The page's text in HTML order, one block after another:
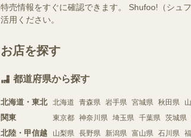
特売情報をすぐに確認できます。 Shufoo!（シュ
活用ください。
お店を探す
都道府県から探す
北海道・東北 北海道 青森県 岩手県 宮城県 秋田県
関東 東京都 神奈川県 埼玉県 千葉県 茨城県
北陸・甲信越 山梨県 長野県 新潟県 富山県 石川県